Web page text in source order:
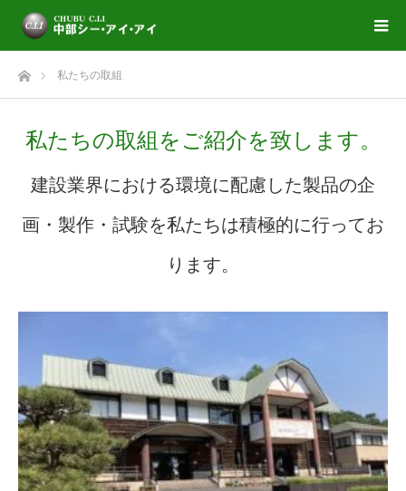
ホーム私たちの取組
私たちの取組をご紹介を致します。
建設業界における環境に配慮した製品の企
画・製作・試験を私たちは積極的に行ってお
ります。